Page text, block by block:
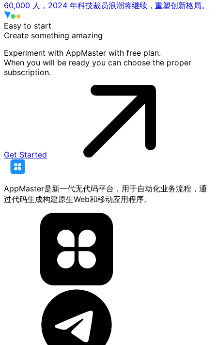
60,000 人，2024 年科技裁员浪潮将继续，重塑创新格局。
Easy to start
Create something amazing
Experiment with AppMaster with free plan.
When you will be ready you can choose the proper
subscription.
Get Started
AppMaster是新一代无代码平台，用于自动化业务流程，通
过代码生成构建原生Web和移动应用程序。